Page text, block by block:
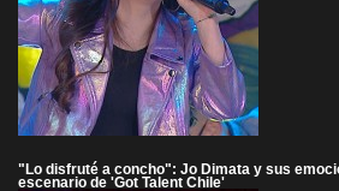
"Lo disfruté a concho": Jo Dimata y sus
escenario de 'Got Talent Chile'